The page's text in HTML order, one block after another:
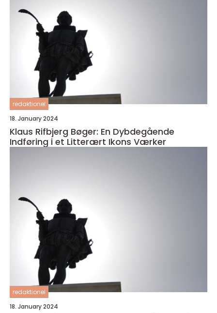
redaktionel
18. January 2024
Klaus Rifbjerg Bøger: En Dybdegående
Indføring i et Litterært Ikons Værker
redaktionel
18. January 2024